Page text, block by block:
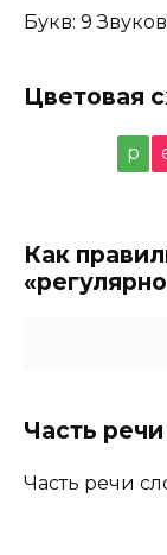
Букв: 9
Цветовая
р
Как
Часть речи
Часть речи